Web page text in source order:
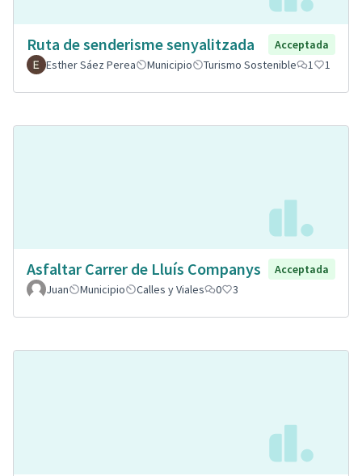
Ruta de senderisme senyalitzada
Acceptada
Esther Sáez Perea
Municipio Turismo Sostenible 1 1
Asfaltar Carrer de Lluís Companys
Acceptada
Juan
Municipio Calles y Viales 0 3